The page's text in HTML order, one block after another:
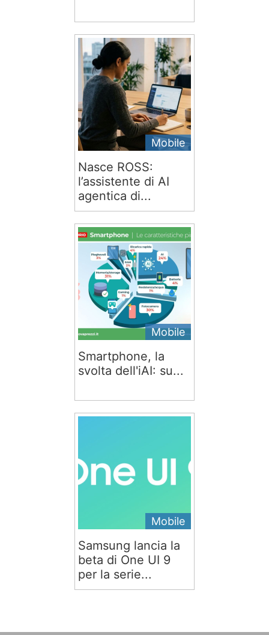
Mobile
Nasce ROSS:
l’assistente di AI
agentica di...
Mobile
Smartphone, la
svolta dell'iAI: su...
Mobile
Samsung lancia la
beta di One UI 9
per la serie...